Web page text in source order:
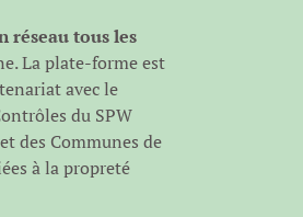
réseau tous les
La plate-forme est
avec le
du SPW
des Communes de
à la propreté